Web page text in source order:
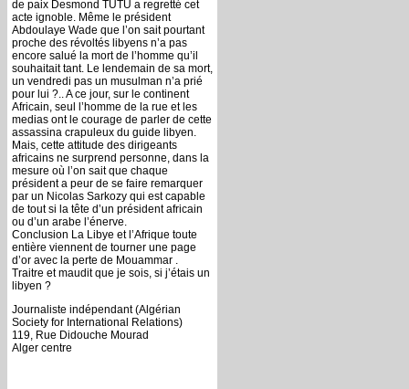
de paix Desmond TUTU a regretté cet
acte ignoble. Même le président
Abdoulaye Wade que l’on sait pourtant
proche des révoltés libyens n’a pas
encore salué la mort de l’homme qu’il
souhaitait tant. Le lendemain de sa mort,
un vendredi pas un musulman n’a prié
pour lui ?.. A ce jour, sur le continent
Africain, seul l’homme de la rue et les
medias ont le courage de parler de cette
assassina crapuleux du guide libyen.
Mais, cette attitude des dirigeants
africains ne surprend personne, dans la
mesure où l’on sait que chaque
président a peur de se faire remarquer
par un Nicolas Sarkozy qui est capable
de tout si la tête d’un président africain
ou d’un arabe l’énerve.
Conclusion La Libye et l’Afrique toute
entière viennent de tourner une page
d’or avec la perte de Mouammar .
Traitre et maudit que je sois, si j’étais un
libyen ?
Journaliste indépendant (Algérian
Society for International Relations)
119, Rue Didouche Mourad
Alger centre